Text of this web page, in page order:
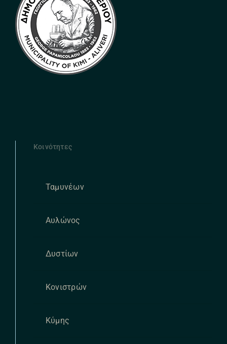
Κοινότητες
Ταμυνέων
Αυλώνος
Δυστίων
Κονιστρών
Κύμης